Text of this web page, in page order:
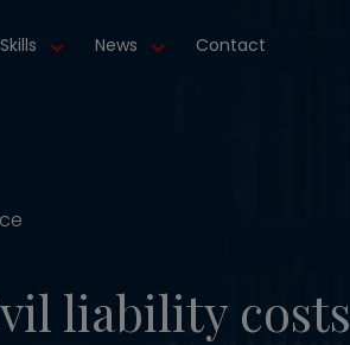
Skills News Contact
liability costs